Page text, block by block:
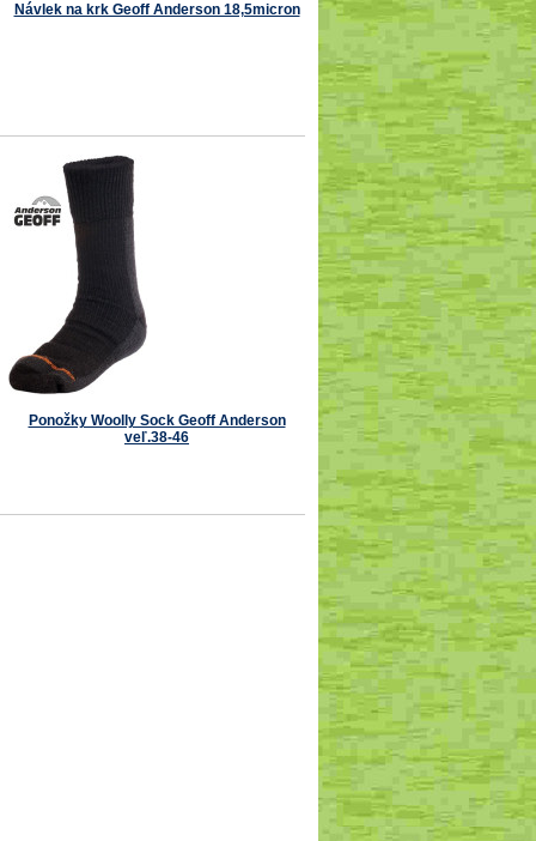
Návlek na krk Geoff Anderson 18,5micron
Ponožky Woolly Sock Geoff Anderson
veľ.38-46